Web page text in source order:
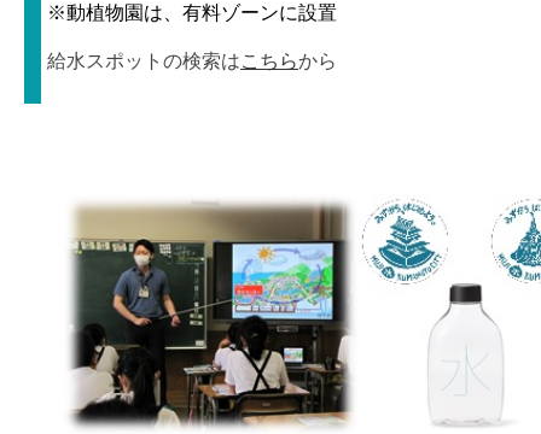
※動植物園は、有料ゾーンに設置
給水スポットの検索はこちらから